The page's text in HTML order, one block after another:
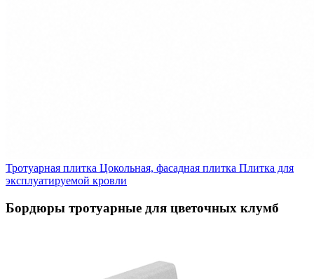
Тротуарная плитка Цокольная, фасадная плитка Плитка для
эксплуатируемой кровли
Бордюры тротуарные для цветочных клумб